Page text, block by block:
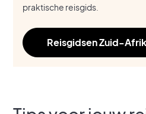
praktische reisgids.
Reisgidsen Zuid-